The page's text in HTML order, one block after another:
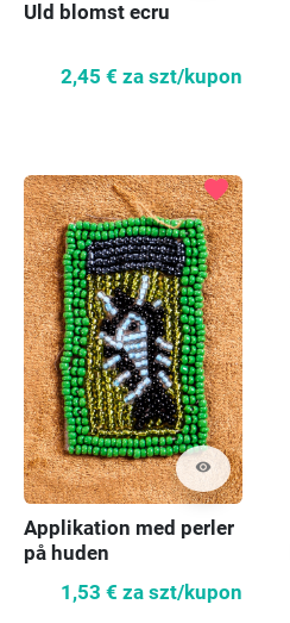
Uld blomst ecru
2,45 € za szt/kupon
visibility
favorite
Applikation med perler
på huden
1,53 € za szt/kupon